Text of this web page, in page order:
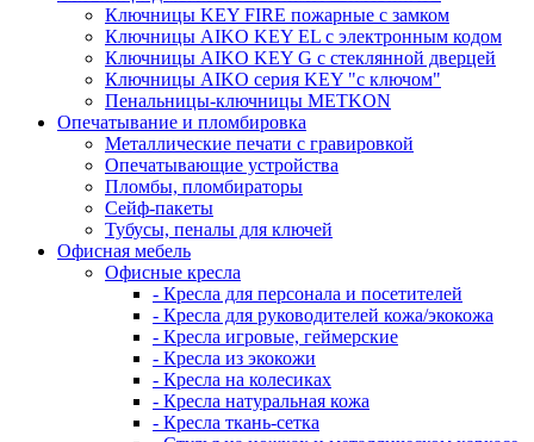
Ключницы KEY FIRE пожарные с замком
Ключницы AIKO KEY EL с электронным кодом
Ключницы AIKO KEY G с стеклянной дверцей
Ключницы AIKO серия KEY "с ключом"
Пенальницы-ключницы METKON
Опечатывание и пломбировка
Металлические печати с гравировкой
Опечатывающие устройства
Пломбы, пломбираторы
Сейф-пакеты
Тубусы, пеналы для ключей
Офисная мебель
Офисные кресла
- Кресла для персонала и посетителей
- Кресла для руководителей кожа/экокожа
- Кресла игровые, геймерские
- Кресла из экокожи
- Кресла на колесиках
- Кресла натуральная кожа
- Кресла ткань-сетка